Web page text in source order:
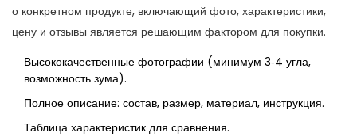
о конкретном продукте, включающий фото, характеристики,
цену и отзывы является решающим фактором для покупки.
Высококачественные фотографии (минимум 3‑4 угла,
возможность зума).
Полное описание: состав, размер, материал, инструкция.
Таблица характеристик для сравнения.